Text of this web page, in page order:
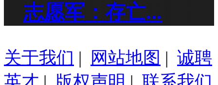
志愿军：存亡...
关于我们 | 网站地图 | 诚聘